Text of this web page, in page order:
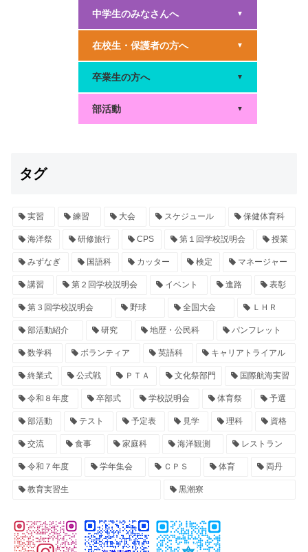
中学生のみなさんへ ▼
在校生・保護者の方へ ▼
卒業生の方へ ▼
部活動 ▼
タグ
実習 練習 大会 スケジュール 保健体育科
海洋祭 研修旅行 CPS 第１回学校説明会 授業
みずなぎ 国語科 カッター 検定 マネージャー
講習 第２回学校説明会 イベント 進路 表彰
第３回学校説明会 野球 全国大会 ＬＨＲ
部活動紹介 研究 地歴・公民科 パンフレット
数学科 ボランティア 英語科 キャリアトライアル
終業式 公式戦 ＰＴＡ 文化祭部門 国際航海実習
令和８年度 卒部式 学校説明会 体育祭 予選
部活動 テスト 予定表 見学 理科 資格
交流 食事 家庭科 海洋観測 レストラン
令和７年度 学年集会 ＣＰＳ 体育 両丹
教育実習生 黒潮寮